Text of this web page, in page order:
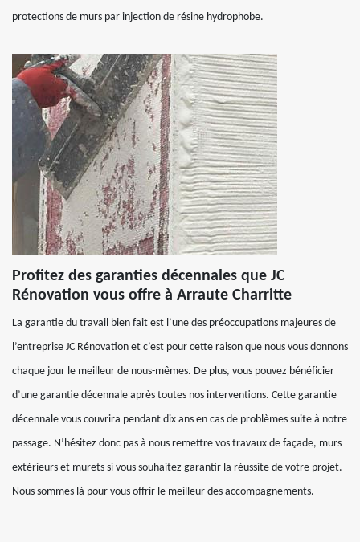
protections de murs par injection de résine hydrophobe.
Profitez des garanties décennales que JC
Rénovation vous offre à Arraute Charritte
La garantie du travail bien fait est l’une des préoccupations majeures de
l’entreprise JC Rénovation et c’est pour cette raison que nous vous donnons
chaque jour le meilleur de nous-mêmes. De plus, vous pouvez bénéficier
d’une garantie décennale après toutes nos interventions. Cette garantie
décennale vous couvrira pendant dix ans en cas de problèmes suite à notre
passage. N’hésitez donc pas à nous remettre vos travaux de façade, murs
extérieurs et murets si vous souhaitez garantir la réussite de votre projet.
Nous sommes là pour vous offrir le meilleur des accompagnements.